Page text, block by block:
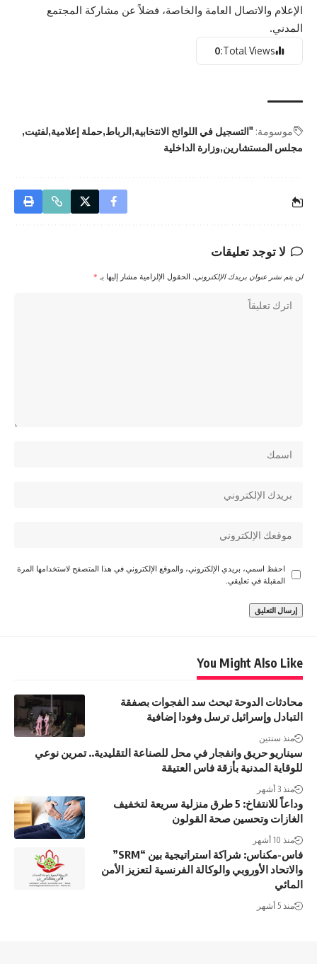
الإعلام والاتصال العامة والخاصة، فضلاً عن مشاركة المجتمع
المدني.
Total Views:
0
موسومة: "التسجيل في اللوائح الانتخابية الرباط حملة إعلامية لفتيت
مجلس المستشارين وزارة الداخلية
لا توجد تعليقات
لن يتم نشر عنوان بريدك الإلكتروني. الحقول الإلزامية مشار إليها بـ *
احفظ اسمي، بريدي الإلكتروني، والموقع الإلكتروني في هذا المتصفح لاستخدامها المرة
المقبلة في تعليقي.
You Might Also Like
محادثات الدوحة تبحث سد الفجوات بصفقة
التبادل وإسرائيل ترسل وفودا إضافية
منذ سنتين
سيناريو حريق وانفجار في محل للصناعة التقليدية.. تمرين نوعي
للوقاية المدنية بأزقة فاس العتيقة
منذ 3 أشهر
وداعاً للانتفاخ: 5 طرق منزلية سريعة لتخفيف
الغازات وتحسين صحة القولون
منذ 10 أشهر
فاس-مكناس: شراكة استراتيجية بين “SRM”
والاتحاد الأوروبي والوكالة الفرنسية لتعزيز الأمن
المائي
منذ 5 أشهر